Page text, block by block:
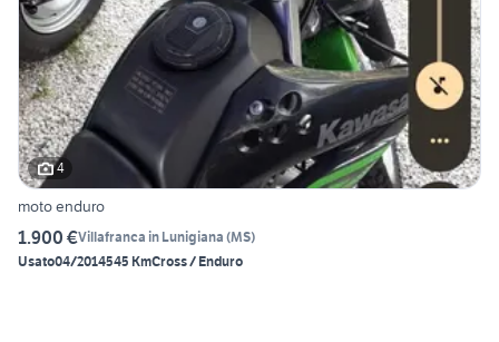
4
moto enduro
1.900 €Villafranca in Lunigiana (MS)
Usato04/2014545 KmCross / Enduro